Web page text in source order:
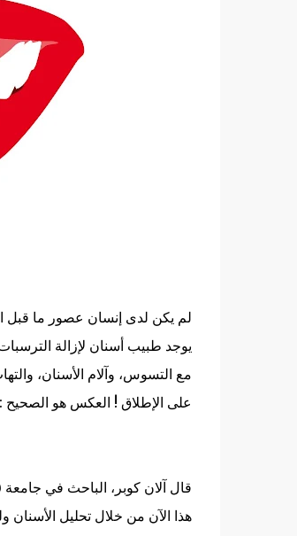
لم يكن لدى إنسان عصور ما قبل
يوجد طبيب أسنان لإزالة
مع التسوس، وآلام الأسنان،
على الإطلاق ! العكس هو الصحيح :
قال آلان كوبر، الباحث في جامعة
هذا الآن من خلال تحليل الأسنان